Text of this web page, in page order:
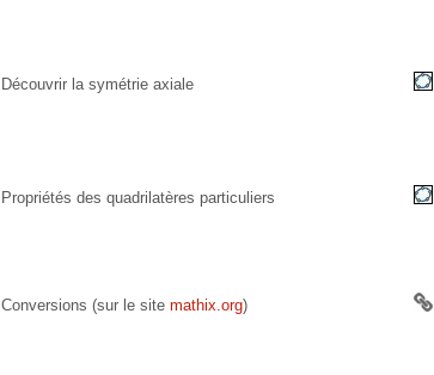
Découvrir la symétrie axiale
Propriétés des quadrilatères particuliers
Conversions (sur le sitemathix.org)